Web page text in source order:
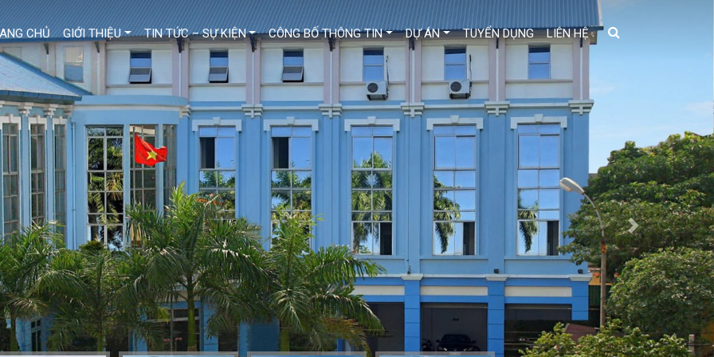
CHỦ GIỚI THIỆU TIN TỨC – SỰ KIỆN CÔNG BỐ THÔNG TIN DỰ ÁN TUYỂN DỤNG LIÊN HỆ